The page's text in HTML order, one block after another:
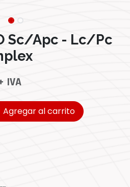
Sc/Apc - Lc/Pc
IVA
Agregar al carrito